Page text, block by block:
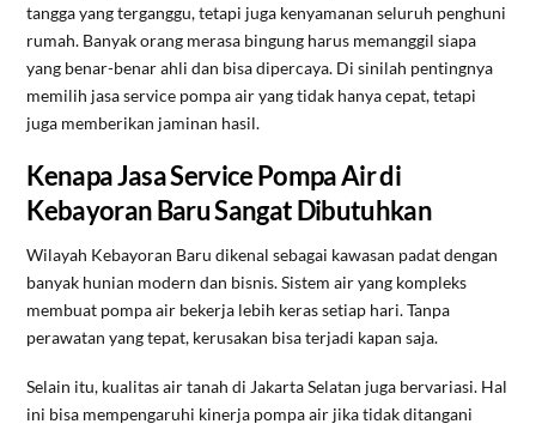
tangga yang terganggu, tetapi juga kenyamanan seluruh penghuni
rumah. Banyak orang merasa bingung harus memanggil siapa
yang benar-benar ahli dan bisa dipercaya. Di sinilah pentingnya
memilih jasa service pompa air yang tidak hanya cepat, tetapi
juga memberikan jaminan hasil.
Kenapa Jasa Service Pompa Air di
Kebayoran Baru Sangat Dibutuhkan
Wilayah Kebayoran Baru dikenal sebagai kawasan padat dengan
banyak hunian modern dan bisnis. Sistem air yang kompleks
membuat pompa air bekerja lebih keras setiap hari. Tanpa
perawatan yang tepat, kerusakan bisa terjadi kapan saja.
Selain itu, kualitas air tanah di Jakarta Selatan juga bervariasi. Hal
ini bisa mempengaruhi kinerja pompa air jika tidak ditangani